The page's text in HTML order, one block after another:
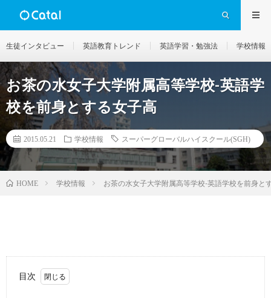
生徒インタビュー 英語教育トレンド 英語学習・勉強法 学校情報
お茶の水女子大学附属高等学校-英語学
校を前身とする女子高
2015.05.21 学校情報 スーパーグローバルハイスクール(SGH)
HOME 学校情報 お茶の水女子大学附属高等学校-英語学校を前身と
目次